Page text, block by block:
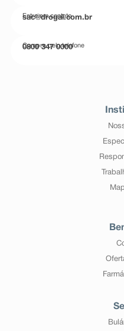
Entre em contato
sac@drogal.com.br
Compre pelo telefone
0800 347 0000